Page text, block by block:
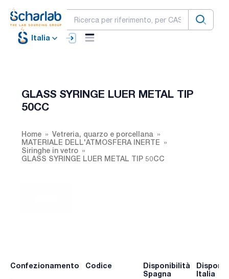
Italia
GLASS SYRINGE LUER METAL TIP
50CC
Home
Vetreria, quarzo e porcellana
MATERIALE DELL'ATMOSFERA INERTE
Siringhe in vetro
GLASS SYRINGE LUER METAL TIP 50CC
Confezionamento Codice
Disponibilità
Spagna
Italia